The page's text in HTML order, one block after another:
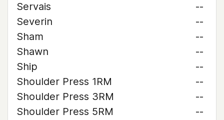
Servais
--
Severin
--
Sham
--
Shawn
--
Ship
--
Shoulder Press 1RM
--
Shoulder Press 3RM
--
Shoulder Press 5RM
--